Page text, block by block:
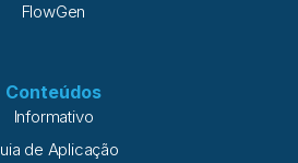
FlowGen
Conteúdos
Informativo
de Aplicação